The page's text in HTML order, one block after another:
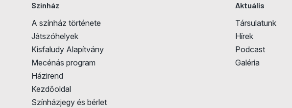
Színház
A színház története
Játszóhelyek
Kisfaludy Alapítvány
Mecénás program
Házirend
Kezdőoldal
Színházjegy és bérlet
Aktuális
Társulatunk
Hírek
Podcast
Galéria